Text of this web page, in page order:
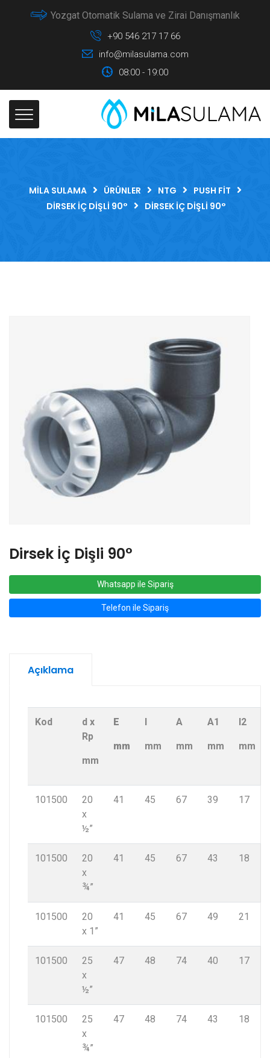
Yozgat Otomatik Sulama ve Zirai Danışmanlık
+90 546 217 17 66
info@milasulama.com
08:00 - 19:00
MILA SULAMA ÜRÜNLER NTG
PUSH FIT
DIRSEK İÇ DIŞLI 90°
DIRSEK İÇ DIŞLI 90°
Dirsek İç Dişli 90°
Whatsapp ile Sipariş
Telefon ile Sipariş
Açıklama
Kod
d x
Rp
mm
E
mm mm
A
mm
A1
mm
I2
mm
101500
20
x
½”
41 45 67 39 17
101500
20
x
¾”
41 45 67 43 18
101500
20
x 1”
41 45 67 49 21
101500
25
x
½”
47 48 74 40 17
101500
25
x
¾”
47 48 74 43 18